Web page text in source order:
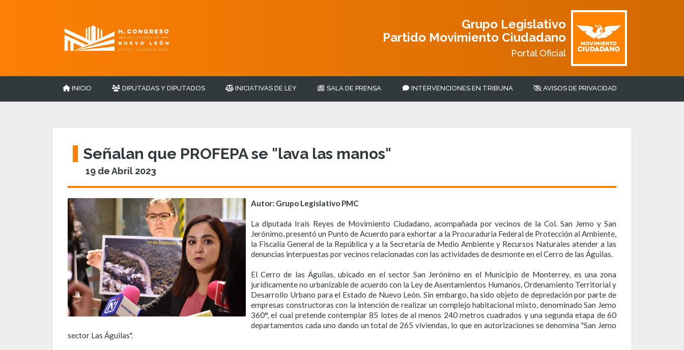
Grupo Legislativo
Partido Movimiento Ciudadano
Portal Oficial
INICIO DIPUTADAS Y DIPUTADOS INICIATIVAS DE LEY SALA DE PRENSA INTERVENCIONES EN TRIBUNA AVISOS DE PRIVACIDAD
Señalan que PROFEPA se "lava las manos"
19 de Abril 2023
Autor: Grupo Legislativo PMC
La diputada Iraís Reyes de Movimiento Ciudadano, acompañada por vecinos de la Col. San Jemo y San
Jerónimo, presentó un Punto de Acuerdo para exhortar a la Procuraduría Federal de Protección al Ambiente,
la Fiscalía General de la República y a la Secretaría de Medio Ambiente y Recursos Naturales atender a las
denuncias interpuestas por vecinos relacionadas con las actividades de desmonte en el Cerro de las Águilas.
El Cerro de las Águilas, ubicado en el sector San Jerónimo en el Municipio de Monterrey, es una zona
jurídicamente no urbanizable de acuerdo con la Ley de Asentamientos Humanos, Ordenamiento Territorial y
Desarrollo Urbano para el Estado de Nuevo León. Sin embargo, ha sido objeto de depredación por parte de
empresas constructoras con la intención de realizar un complejo habitacional mixto, denominado San Jemo
360°, el cual pretende contemplar 85 lotes de al menos 240 metros cuadrados y una segunda etapa de 60
departamentos cada uno dando un total de 265 viviendas, lo que en autorizaciones se denomina "San Jemo
sector Las Águilas".